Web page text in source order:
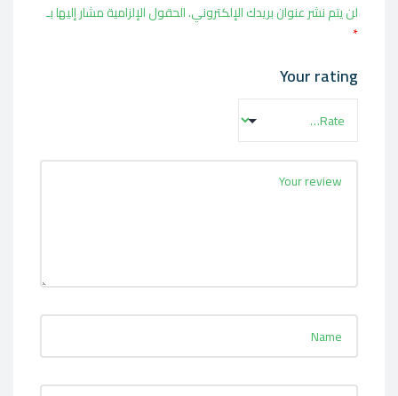
لن يتم نشر عنوان بريدك الإلكتروني.الحقول الإلزامية مشار إليها بـ
*
Your rating